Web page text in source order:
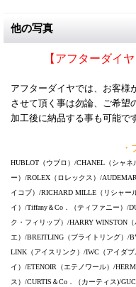
他の写真
【アフターダイ
アフターダイヤでは、お客様
させて頂く事は勿論、ご希望
加工後に納品する事も可能で
・
HUBLOT（ウブロ）/CHANEL（シャ
ー）/ROLEX（ロレックス）/
イコブ）/RICHARD MILLE（リシャー
イ）/Tiffany＆Co．（ティファニー）/
ク・フィリップ）/HARRY WINSTON
エ）/BREITLING（ブライトリング）/
LINK（アイスリンク）/IWC（アイダ
イ）/ETENOIR（エテノワール）/
ス）/CURTIS＆Co．（カーティス)/